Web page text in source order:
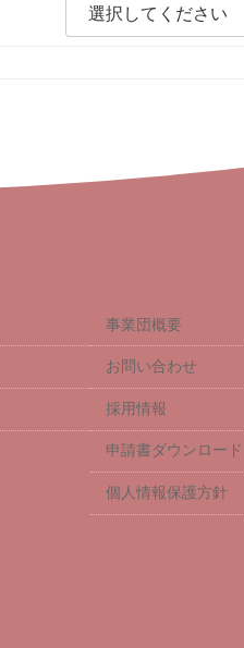
事業団概要
お問い合わせ
採用情報
申請書ダウンロード
個人情報保護方針